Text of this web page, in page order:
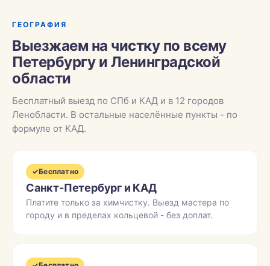
ГЕОГРАФИЯ
Выезжаем на чистку по всему
Петербургу и Ленинградской
области
Бесплатный выезд по СПб и КАД и в 12 городов
Ленобласти. В остальные населённые пункты - по
формуле от КАД.
✓Бесплатно
Санкт-Петербург и КАД
Платите только за химчистку. Выезд мастера по
городу и в пределах кольцевой - без доплат.